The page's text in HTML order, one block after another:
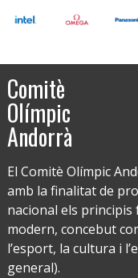
Comitè
Olímpic
Andorrà
El Comitè Olímpic
amb la finalitat de
nacional els principis
modern, concebut
l’esport, la cultura i
general).